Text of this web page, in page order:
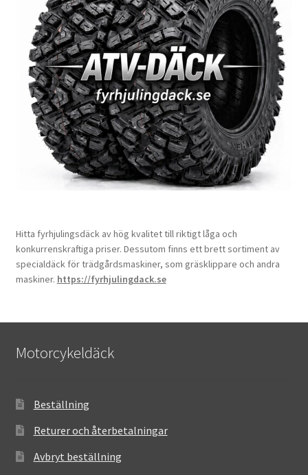
Hitta fyrhjulingsdäck av hög kvalitet till riktigt låga och
konkurrenskraftiga priser. Dessutom finns ett brett sortiment av
specialdäck för trädgårdsmaskiner, som gräsklippare och andra
maskiner. https://fyrhjulingdack.se
Motorcykeldäck
Beställning
Returer och återbetalningar
Avbryt beställning